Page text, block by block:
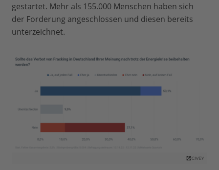
gestartet. Mehr als 155.000 Menschen haben sich
der Forderung angeschlossen und diesen bereits
unterzeichnet.